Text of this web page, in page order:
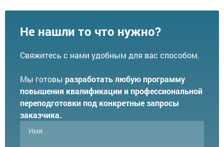
Не нашли то что нужно?
Свяжитесь с нами удобным для вас способом.
Мы готовы разработать любую программу
повышения квалификации и профессиональной
переподготовки под конкретные запросы
заказчика.